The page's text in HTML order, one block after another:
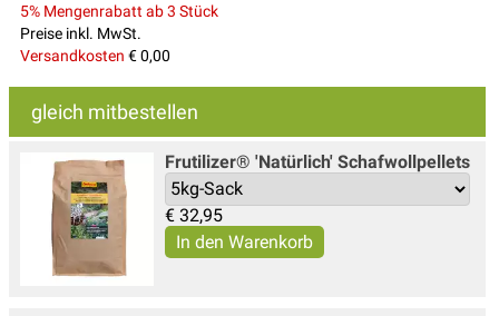
5% Mengenrabatt ab 3 Stück
Preise inkl. MwSt.
Versandkosten € 0,00
gleich mitbestellen
Frutilizer® 'Natürlich' Schafwollpellets
€ 32,95